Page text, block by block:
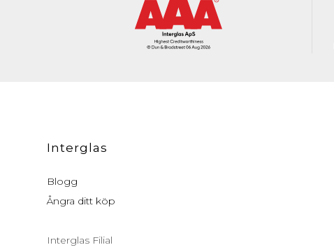
Interglas
Blogg
Ångra ditt köp
Interglas Filial